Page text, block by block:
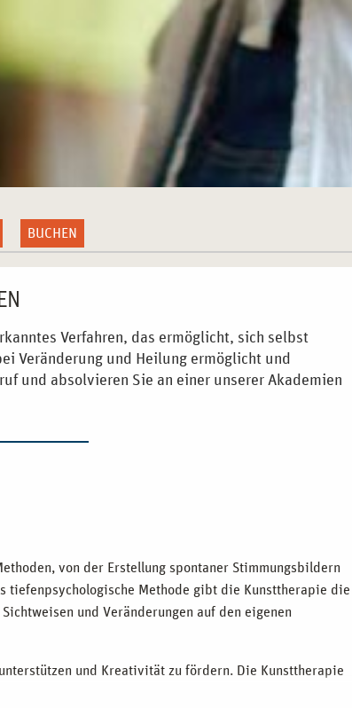
BUCHEN
Verfahren, das ermöglicht, sich selbst
Veränderung und Heilung ermöglicht und
und absolvieren Sie an einer unserer Akademien
von der Erstellung spontaner Stimmungsbildern
tiefenpsychologische Methode gibt die Kunsttherapie die
und Veränderungen auf den eigenen
und Kreativität zu fördern. Die Kunsttherapie